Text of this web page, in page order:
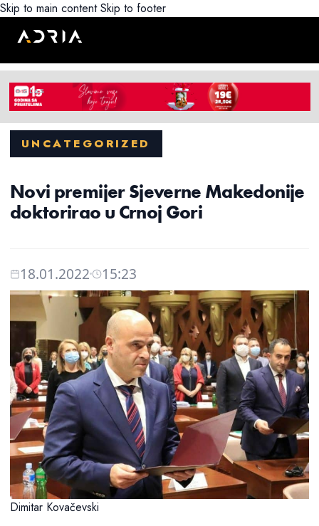
Skip to main content Skip to footer
UNCATEGORIZED
Novi premijer Sjeverne Makedonije
doktorirao u Crnoj Gori
18.01.2022 15:23
Dimitar Kovačevski